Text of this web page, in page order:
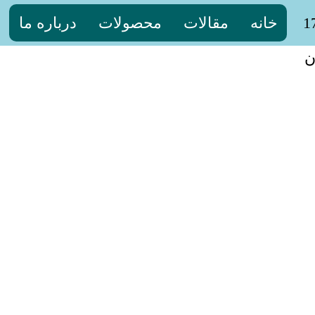
خانه مقالات محصولات درباره ما